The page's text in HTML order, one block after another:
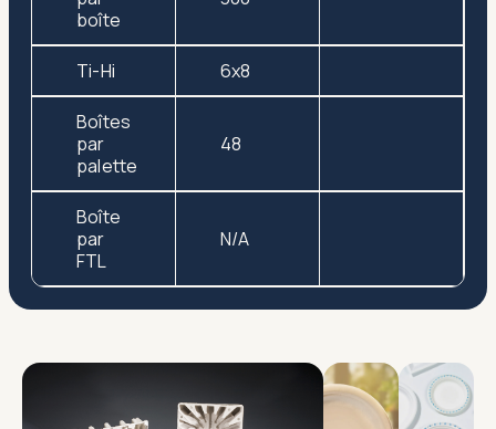
boîte
Ti-Hi 6x8
Boîtes
par
palette
48
Boîte
par
FTL
N/A